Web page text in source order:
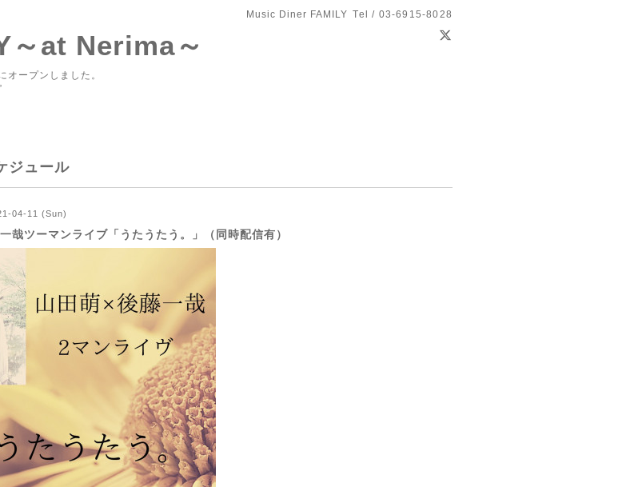
Music Diner FAMILY Tel / 03-6915-8028
at Nerima～
ープンしました。
ジュール
04-11 (Sun)
哉ツーマンライブ「うたうたう。」（同時配信有）